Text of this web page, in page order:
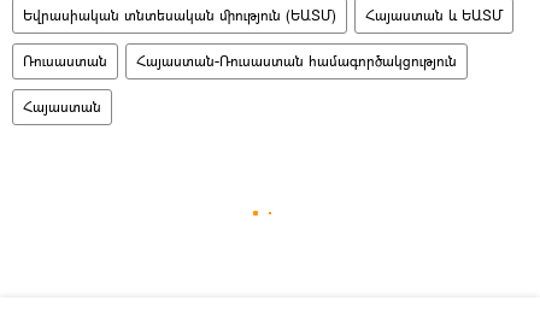
Եվրասիական տնտեսական միություն (ԵԱՏՄ) Հայաստան և ԵԱՏՄ
Ռուսաստան Հայաստան-Ռուսաստան համագործակցություն
Հայաստան